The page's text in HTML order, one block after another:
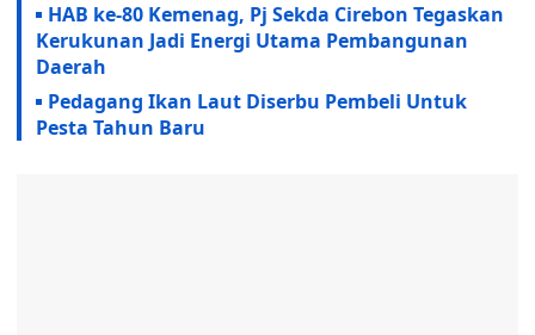
HAB ke-80 Kemenag, Pj Sekda Cirebon Tegaskan
Kerukunan Jadi Energi Utama Pembangunan
Daerah
Pedagang Ikan Laut Diserbu Pembeli Untuk
Pesta Tahun Baru